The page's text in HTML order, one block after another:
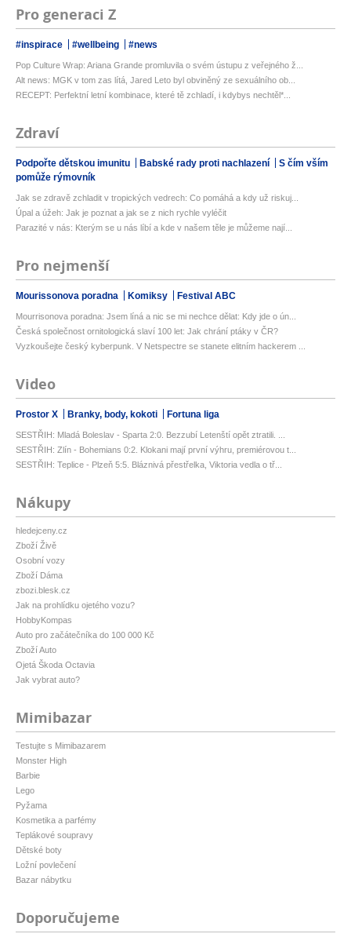
Pro generaci Z
#inspirace #wellbeing #news
Pop Culture Wrap: Ariana Grande promluvila o svém ústupu z veřejného ž...
Alt news: MGK v tom zas lítá, Jared Leto byl obviněný ze sexuálního ob...
RECEPT: Perfektní letní kombinace, které tě zchladí, i kdybys nechtěl*...
Zdraví
Podpořte dětskou imunitu Babské rady proti nachlazení
S čím vším
pomůže rýmovník
Jak se zdravě zchladit v tropických vedrech: Co pomáhá a kdy už riskuj...
Úpal a úžeh: Jak je poznat a jak se z nich rychle vyléčit
Parazité v nás: Kterým se u nás líbí a kde v našem těle je můžeme nají...
Pro nejmenší
Mourissonova poradna Komiksy Festival ABC
Mourrisonova poradna: Jsem líná a nic se mi nechce dělat: Kdy jde o ún...
Česká společnost ornitologická slaví 100 let: Jak chrání ptáky v ČR?
Vyzkoušejte český kyberpunk. V Netspectre se stanete elitním hackerem ...
Video
Prostor X Branky, body, kokoti Fortuna liga
SESTŘIH: Mladá Boleslav - Sparta 2:0. Bezzubí Letenští opět ztratili. ...
SESTŘIH: Zlín - Bohemians 0:2. Klokani mají první výhru, premiérovou t...
SESTŘIH: Teplice - Plzeň 5:5. Bláznivá přestřelka, Viktoria vedla o tř...
Nákupy
hledejceny.cz
Zboží Živě
Osobní vozy
Zboží Dáma
zbozi.blesk.cz
Jak na prohlídku ojetého vozu?
HobbyKompas
Auto pro začátečníka do 100 000 Kč
Zboží Auto
Ojetá Škoda Octavia
Jak vybrat auto?
Mimibazar
Testujte s Mimibazarem
Monster High
Barbie
Lego
Pyžama
Kosmetika a parfémy
Teplákové soupravy
Dětské boty
Ložní povlečení
Bazar nábytku
Doporučujeme